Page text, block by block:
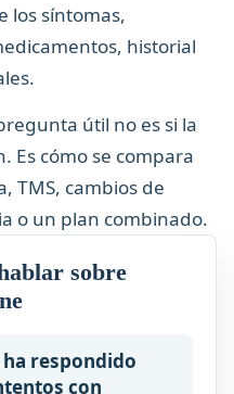
los síntomas,
historial
útil no es si la
Es cómo se compara
TMS, cambios de
o un plan combinado.
sobre
respondido
con